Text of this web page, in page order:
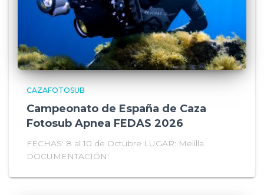
CAZAFOTOSUB
Campeonato de España de Caza
Fotosub Apnea FEDAS 2026
FECHAS: 8 al 10 de Octubre LUGAR: Melilla
DOCUMENTACIÓN: